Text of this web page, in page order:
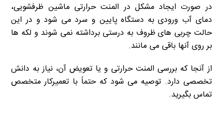
در صورت ایجاد مشکل در المنت حرارتی ماشین ظرفشویی،
دمای آب ورودی به دستگاه پایین و سرد می شود و در این
حالت چربی های ظروف به درستی برداشته نمی شوند و لکه ها
بر روی آنها باقی می مانند.
از آنجا که بررسی المنت حرارتی و یا تعویض آن، نیاز به دانش
تخصصی دارد. توصیه می شود که حتماً با تعمیرکار متخصص
تماس بگیرید.